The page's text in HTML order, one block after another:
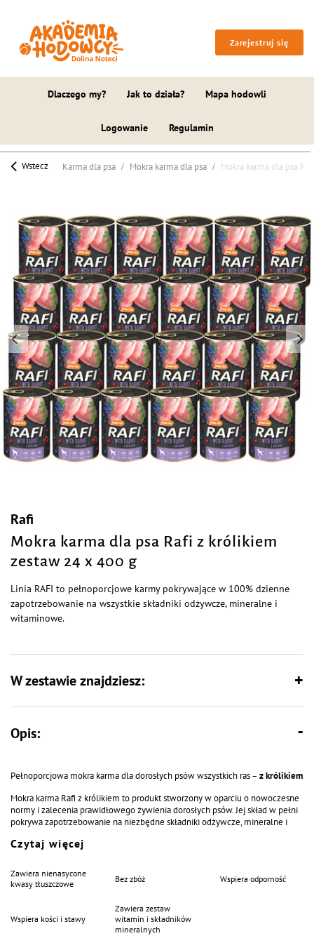
Zarejestruj się
Dlaczego my? Jak to działa? Mapa hodowli
Logowanie Regulamin
Wstecz Karma dla psa Mokra karma dla psa Mokra karma dla psa
Rafi
Mokra karma dla psa Rafi z królikiem
zestaw 24 x 400 g
Linia RAFI to pełnoporcjowe karmy pokrywające w 100% dzienne
zapotrzebowanie na wszystkie składniki odżywcze, mineralne i
witaminowe.
W zestawie znajdziesz:
Opis:
Pełnoporcjowa mokra karma dla dorosłych psów wszystkich ras – z królikiem
Mokra karma Rafi z królikiem to produkt stworzony w oparciu o nowoczesne
normy i zalecenia prawidłowego żywienia dorosłych psów. Jej skład w pełni
pokrywa zapotrzebowanie na niezbędne składniki odżywcze, mineralne i
białka, są źródłem żelaza, selenu i cynku biorących udział w pobudzaniu
konserwujących ani barwników poprawiających smak i stymulujących apetyt.
To obecność w składzie borówki, żurawiny i tymianku naturalnie podnosi
w kwasy tłuszczowe n-3 i n-6, witaminę E oraz substancje o właściwościach
przeciwzapalnych, dostarcza także cennych związków biologicznie czynnych
– fitosteroli, które korzystnie wpływają na poprawę funkcjonowania
Czytaj więcej
Zawiera nienasycone
kwasy tłuszczowe
Bez zbóż Wspiera odporność
Wspiera kości i stawy
Zawiera zestaw
witamin i składników
mineralnych